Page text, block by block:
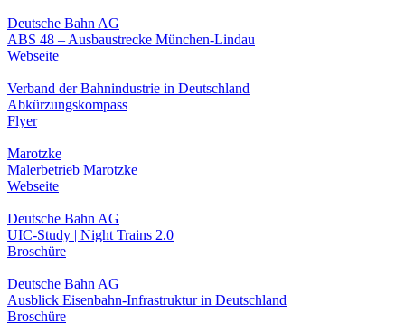
Deutsche Bahn AG
ABS 48 – Ausbaustrecke München-Lindau
Webseite
Verband der Bahnindustrie in Deutschland
Abkürzungskompass
Flyer
Marotzke
Malerbetrieb Marotzke
Webseite
Deutsche Bahn AG
UIC-Study | Night Trains 2.0
Broschüre
Deutsche Bahn AG
Ausblick Eisenbahn-Infrastruktur in Deutschland
Broschüre